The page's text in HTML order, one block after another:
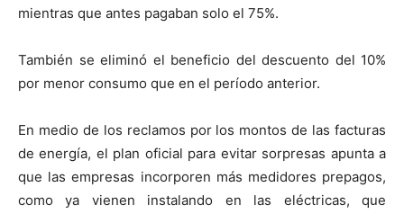
mientras que antes pagaban solo el 75%.
También se eliminó el beneficio del descuento del 10%
por menor consumo que en el período anterior.
En medio de los reclamos por los montos de las facturas
de energía, el plan oficial para evitar sorpresas apunta a
que las empresas incorporen más medidores prepagos,
como ya vienen instalando en las eléctricas, que